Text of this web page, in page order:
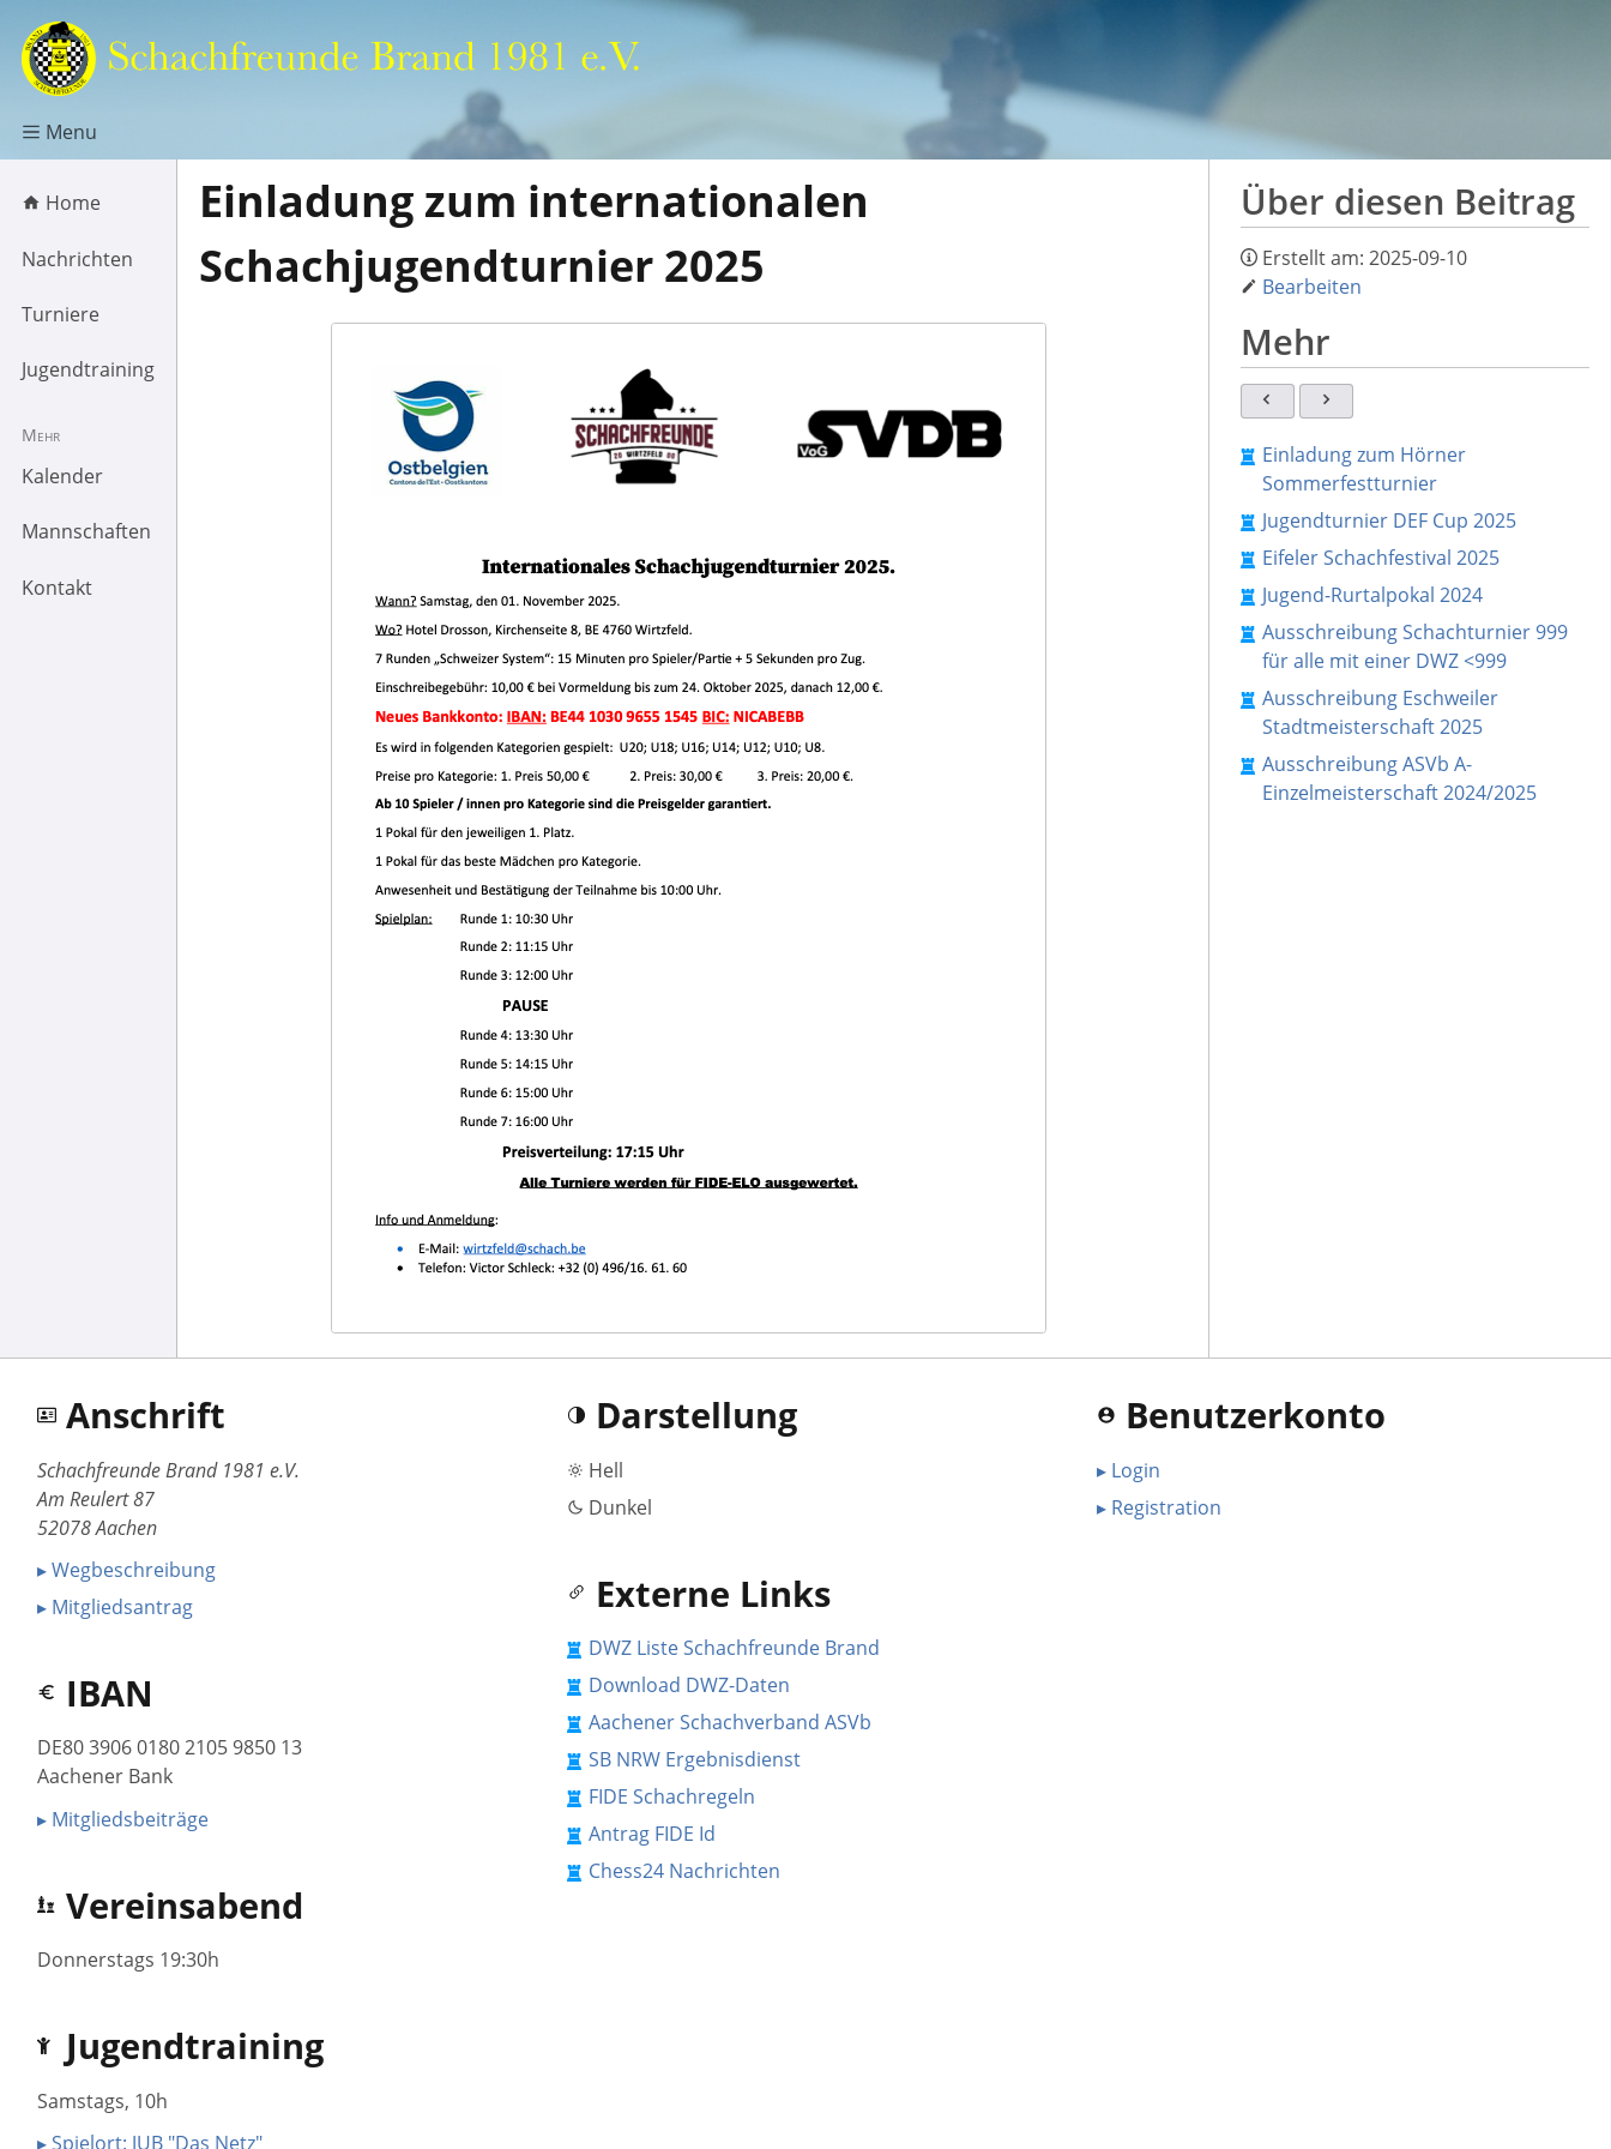
Menu
Home
Nachrichten
Turniere
Jugendtraining
Mehr
Kalender
Mannschaften
Kontakt
Einladung zum internationalen
Schachjugendturnier 2025
Über diesen Beitrag
Erstellt am: 2025-09-10
Bearbeiten
Mehr
Einladung zum Hörner
Sommerfestturnier
Jugendturnier DEF Cup 2025
Eifeler Schachfestival 2025
Jugend-Rurtalpokal 2024
Ausschreibung Schachturnier 999
für alle mit einer DWZ <999
Ausschreibung Eschweiler
Stadtmeisterschaft 2025
Ausschreibung ASVb A-
Einzelmeisterschaft 2024/2025
Anschrift
Schachfreunde Brand 1981 e.V.
Am Reulert 87
52078 Aachen
▸ Wegbeschreibung
▸ Mitgliedsantrag
IBAN
DE80 3906 0180 2105 9850 13
Aachener Bank
▸ Mitgliedsbeiträge
Vereinsabend
Donnerstags 19:30h
Jugendtraining
Samstags, 10h
▸ Spielort: JUB "Das Netz"
Darstellung
Hell
Dunkel
Externe Links
DWZ Liste Schachfreunde Brand
Download DWZ-Daten
Aachener Schachverband ASVb
SB NRW Ergebnisdienst
FIDE Schachregeln
Antrag FIDE Id
Chess24 Nachrichten
Benutzerkonto
▸ Login
▸ Registration